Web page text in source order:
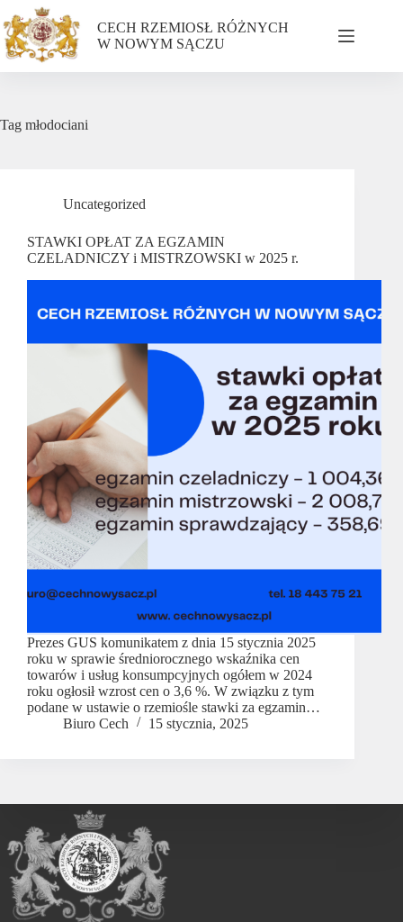
CECH RZEMIOSŁ RÓŻNYCH
W NOWYM SĄCZU
Tag młodociani
Uncategorized
STAWKI OPŁAT ZA EGZAMIN
CZELADNICZY i MISTRZOWSKI w 2025 r.
Prezes GUS komunikatem z dnia 15 stycznia 2025
roku w sprawie średniorocznego wskaźnika cen
towarów i usług konsumpcyjnych ogółem w 2024
roku ogłosił wzrost cen o 3,6 %. W związku z tym
podane w ustawie o rzemiośle stawki za egzamin…
Biuro Cech
15 stycznia, 2025